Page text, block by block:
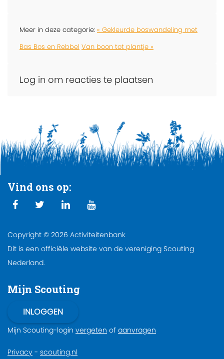
Meer in deze categorie: « Gekleurde boswandeling met
Bas Bos en Rebbel Van boon tot plantje »
Log in om reacties te plaatsen
Vind ons op:
Copyright © 2026 Activiteitenbank
Dit is een officiële website van de vereniging Scouting
Nederland.
Mijn Scouting
Mijn Scouting-login vergeten of aanvragen
Privacy - scouting.nl